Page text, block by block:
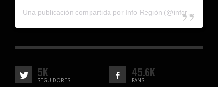
5K
SEGUIDORES
45.6K
FANS